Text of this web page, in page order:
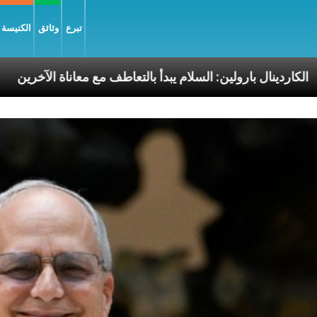
وثائق تبرع
الكاردينال بارولين: السلام يبدأ بالتعاطف الرسوليّة